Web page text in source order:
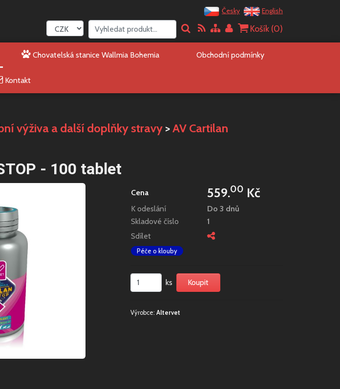
Česky English
Košík (0)
Chovatelská stanice Wallmia Bohemia Obchodní podmínky
Kontakt
výživa a další doplňky stravy >AV Cartilan
- 100 tablet
Cena 559.00 Kč
K odeslání
Do 3 dnů
Skladové číslo
1
Sdílet
Péče o klouby
ks
Výrobce: Altervet